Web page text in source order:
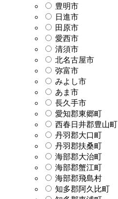
豊明市
日進市
田原市
愛西市
清須市
北名古屋市
弥富市
みよし市
あま市
長久手市
愛知郡東郷町
西春日井郡豊山町
丹羽郡大口町
丹羽郡扶桑町
海部郡大治町
海部郡蟹江町
海部郡飛島村
知多郡阿久比町